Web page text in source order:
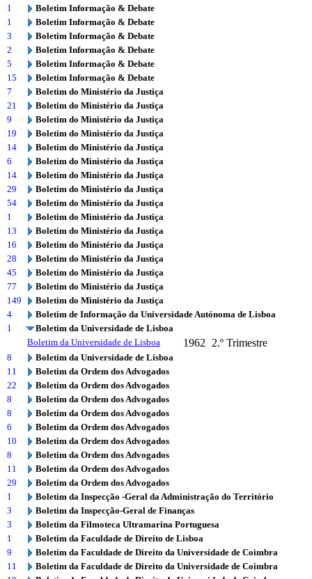
1
Boletim Informação & Debate
1
Boletim Informação & Debate
3
Boletim Informação & Debate
2
Boletim Informação & Debate
5
Boletim Informação & Debate
15
Boletim Informação & Debate
7
Boletim do Ministério da Justiça
21
Boletim do Ministério da Justiça
9
Boletim do Ministério da Justiça
19
Boletim do Ministério da Justiça
14
Boletim do Ministério da Justiça
6
Boletim do Ministério da Justiça
14
Boletim do Ministério da Justiça
29
Boletim do Ministério da Justiça
54
Boletim do Ministério da Justiça
1
Boletim do Ministério da Justiça
13
Boletim do Ministério da Justiça
16
Boletim do Ministério da Justiça
28
Boletim do Ministério da Justiça
45
Boletim do Ministério da Justiça
77
Boletim do Ministério da Justiça
149
Boletim do Ministério da Justiça
4
Boletim de Informação da Universidade Autónoma de Lisboa
1
Boletim da Universidade de Lisboa
Boletim da Universidade de Lisboa
1962 2.º Trimestre
8
Boletim da Universidade de Lisboa
11
Boletim da Ordem dos Advogados
22
Boletim da Ordem dos Advogados
8
Boletim da Ordem dos Advogados
8
Boletim da Ordem dos Advogados
6
Boletim da Ordem dos Advogados
10
Boletim da Ordem dos Advogados
8
Boletim da Ordem dos Advogados
11
Boletim da Ordem dos Advogados
29
Boletim da Ordem dos Advogados
1
Boletim da Inspecção -Geral da Administração do Território
3
Boletim da Inspecção-Geral de Finanças
3
Boletim da Filmoteca Ultramarina Portuguesa
1
Boletim da Faculdade de Direito de Lisboa
9
Boletim da Faculdade de Direito da Universidade de Coimbra
11
Boletim da Faculdade de Direito da Universidade de Coimbra